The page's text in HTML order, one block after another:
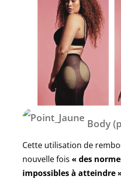
Body
Cette utilisation de
nouvelle fois « des
impossibles à atteindre